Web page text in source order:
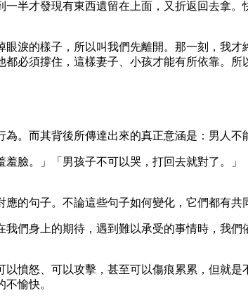
半才發現有東西遺留在上面，又折返回去拿
淚的樣子，所以叫我們先離開。那一刻，我
必須撐住，這樣妻子、小孩才能有所依靠。
。而其背後所傳達出來的真正意涵是：男人不
臉。」「男孩子不可以哭，打回去就對了。
的句子。不論這些句子如何變化，它們都有共
們身上的期待，遇到難以承受的事情時，我
憤怒、可以攻擊，甚至可以傷痕累累，但就
愉快。